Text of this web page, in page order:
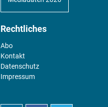
Rechtliches
Abo
Kontakt
Datenschutz
Impressum